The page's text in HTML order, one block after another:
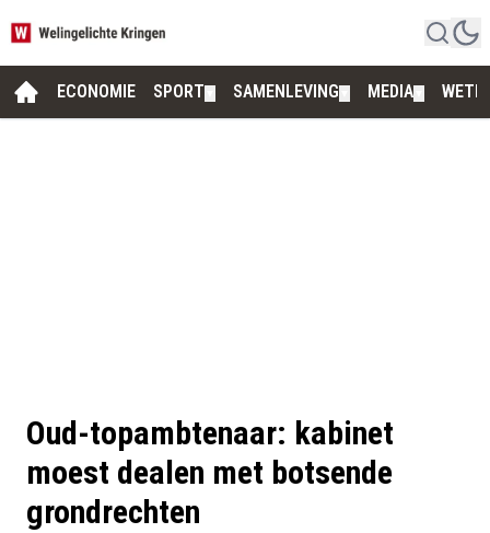
ECONOMIE SPORT SAMENLEVING MEDIA
Oud-topambtenaar: kabinet
moest dealen met botsende
grondrechten